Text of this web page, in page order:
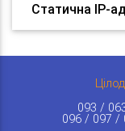
Статична IP-
093 /
096 / 097 /